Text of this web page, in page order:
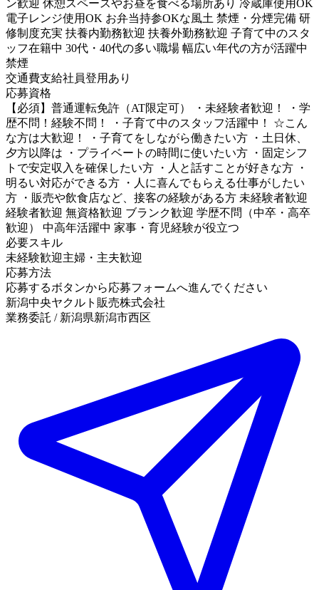
ン歓迎 休憩スペースやお昼を食べる場所あり 冷蔵庫使用OK
電子レンジ使用OK お弁当持参OKな風土 禁煙・分煙完備 研
修制度充実 扶養内勤務歓迎 扶養外勤務歓迎 子育て中のスタ
ッフ在籍中 30代・40代の多い職場 幅広い年代の方が活躍中
禁煙
交通費支給社員登用あり
応募資格
【必須】普通運転免許（AT限定可） ・未経験者歓迎！ ・学
歴不問！経験不問！ ・子育て中のスタッフ活躍中！ ☆こん
な方は大歓迎！ ・子育てをしながら働きたい方 ・土日休、
夕方以降は ・プライベートの時間に使いたい方 ・固定シフ
トで安定収入を確保したい方 ・人と話すことが好きな方 ・
明るい対応ができる方 ・人に喜んでもらえる仕事がしたい
方 ・販売や飲食店など、接客の経験がある方 未経験者歓迎
経験者歓迎 無資格歓迎 ブランク歓迎 学歴不問（中卒・高卒
歓迎） 中高年活躍中 家事・育児経験が役立つ
必要スキル
未経験歓迎主婦・主夫歓迎
応募方法
応募するボタンから応募フォームへ進んでください
新潟中央ヤクルト販売株式会社
業務委託 / 新潟県新潟市西区